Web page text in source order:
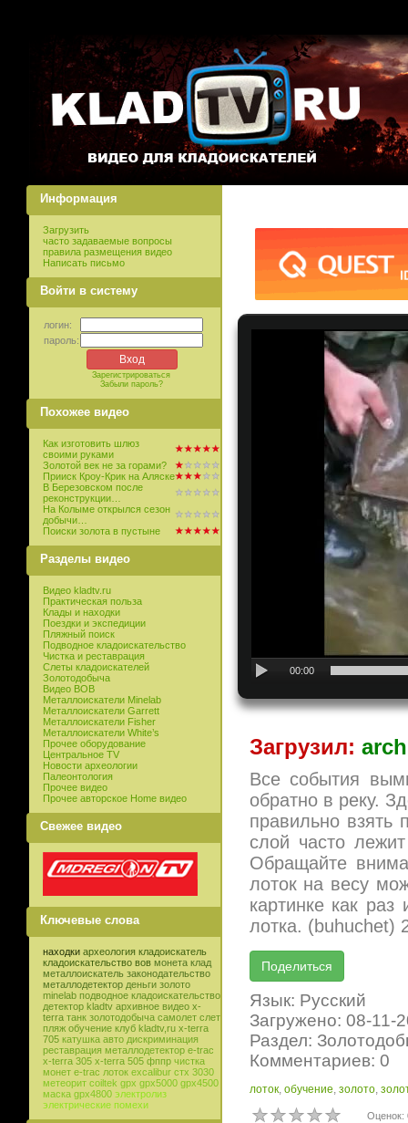
Информация
Загрузить
часто задаваемые вопросы
правила размещения видео
Написать письмо
Войти в систему
логин:
пароль:
Зарегистрироваться
Забыли пароль?
Похожее видео
Как изготовить шлюз
своими руками
Золотой век не за горами?
Прииск Кроу-Крик на Аляске
В Березовском после
реконструкции…
На Колыме открылся сезон
добычи…
Поиски золота в пустыне
Разделы видео
Видео kladtv.ru
Практическая польза
Клады и находки
Поездки и экспедиции
Пляжный поиск
Подводное кладоискательство
Чистка и реставрация
Слеты кладоискателей
Золотодобыча
Видео ВОВ
Металлоискатели Minelab
Металлоискатели Garrett
Металлоискатели Fisher
Металлоискатели White’s
Прочее оборудование
Центральное TV
Новости археологии
Палеонтология
Прочее видео
Прочее авторское Home видео
Свежее видео
Ключевые слова
находки археология кладоискатель
кладоискательство вов монета клад
металлоискатель законодательство
металлодетектор деньги золото
minelab подводное кладоискательство
детектор kladtv архивное видео x-
terra танк золотодобыча самолет слет
пляж обучение клуб kladtv,ru x-terra
705 катушка авто дискриминация
реставрация металлодетектор e-trac
x-terra 305 x-terra 505 фппр чистка
монет e-trac лоток excalibur стх 3030
метеорит coiltek gpx gpx5000 gpx4500
маска gpx4800 электролиз
электрические помехи
00:00
Загрузил:
Все события
обратно в реку.
правильно взять
слой часто
Обращайте
лоток на весу
картинке как
лотка. (buhuchet)
Язык: Русский
Загружено: 08-11-
Раздел:
Комментариев: 0
лоток, обучение, золото,
Оценок: